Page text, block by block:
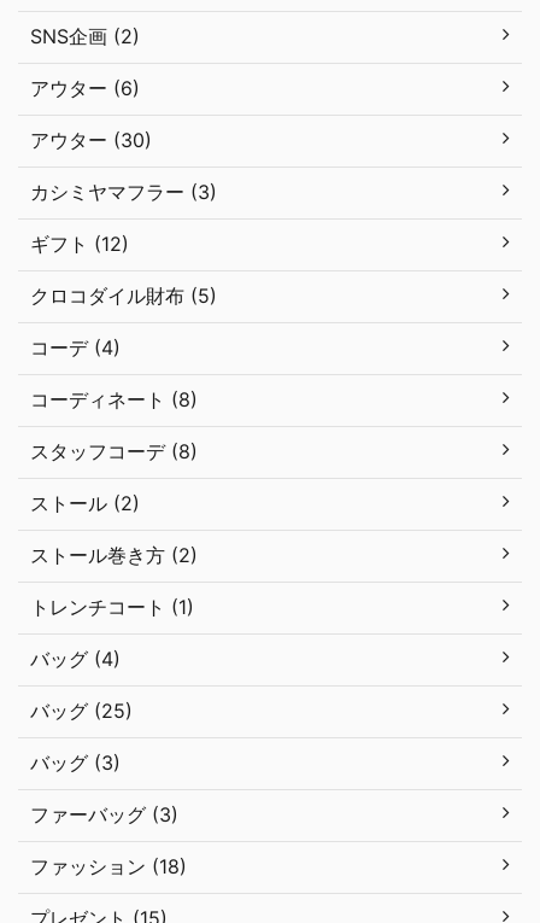
SNS企画 (2)
アウター (6)
アウター (30)
カシミヤマフラー (3)
ギフト (12)
クロコダイル財布 (5)
コーデ (4)
コーディネート (8)
スタッフコーデ (8)
ストール (2)
ストール巻き方 (2)
トレンチコート (1)
バッグ (4)
バッグ (25)
バッグ (3)
ファーバッグ (3)
ファッション (18)
プレゼント (15)